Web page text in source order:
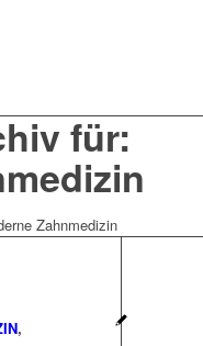
für:
Zahnmedizin
,